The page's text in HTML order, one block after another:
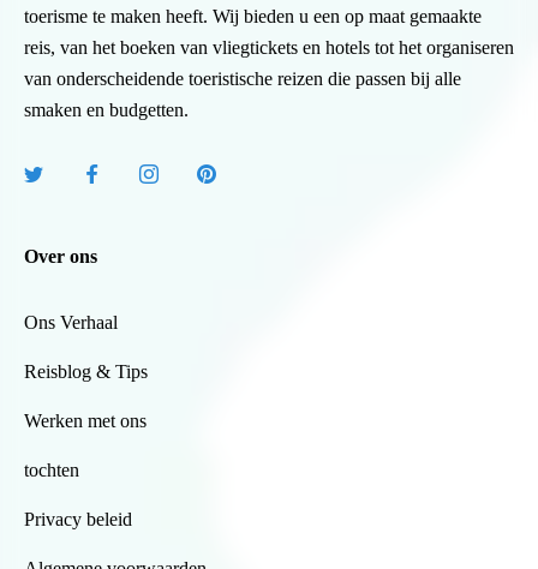
toerisme te maken heeft. Wij bieden u een op maat gemaakte
reis, van het boeken van vliegtickets en hotels tot het organiseren
van onderscheidende toeristische reizen die passen bij alle
smaken en budgetten.
Over ons
Ons Verhaal
Reisblog & Tips
Werken met ons
tochten
Privacy beleid